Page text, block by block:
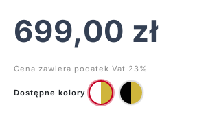
699,00 zł
Cena zawiera podatek Vat 23%
Dostępne kolory